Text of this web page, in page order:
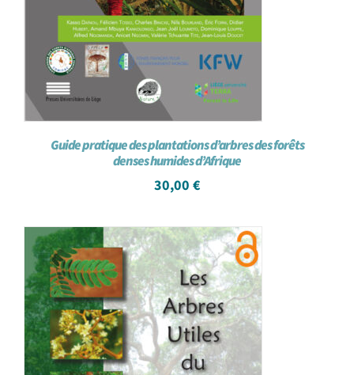
Guide pratique des plantations d’arbres des forêts
denses humides d’Afrique
30,00 €